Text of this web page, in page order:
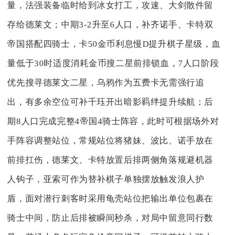
量，法强装备临时给到冰女打工，攻速、大剑散件留
存给德莱文；中期3-2升至6人口，补齐诺手、卡特双
帝国搭配四骑士，卡50金币利息慢D提升棋子星级，血
量低于30时适度消耗金币搜二星前排锁血，7人口阶段
优先搜寻德莱文二星，乌鸦作为五费卡无需强行追
出，有多余空位可补千珏开出暗影羁绊提升续航；后
期8人口完成完整4帝国4骑士阵容，此时可根据场外对
手阵容调整站位，常规站位将猪妹、波比、诺手放在
前排扛伤，德莱文、卡特放置后排两侧角落规避机器
人钩子，亚索可作为替补棋子单独摆放触发浪人护
盾，面对潜行刺客时采用龟壳站位把输出单位包裹在
骑士中间，防止后排被瞬间秒杀，对局中留意同行数